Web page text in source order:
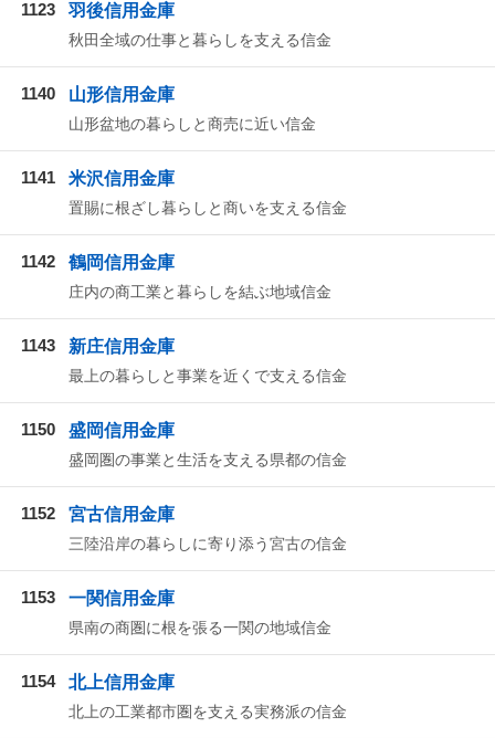
1123 羽後信用金庫
秋田全域の仕事と暮らしを支える信金
1140 山形信用金庫
山形盆地の暮らしと商売に近い信金
1141 米沢信用金庫
置賜に根ざし暮らしと商いを支える信金
1142 鶴岡信用金庫
庄内の商工業と暮らしを結ぶ地域信金
1143 新庄信用金庫
最上の暮らしと事業を近くで支える信金
1150 盛岡信用金庫
盛岡圏の事業と生活を支える県都の信金
1152 宮古信用金庫
三陸沿岸の暮らしに寄り添う宮古の信金
1153 一関信用金庫
県南の商圏に根を張る一関の地域信金
1154 北上信用金庫
北上の工業都市圏を支える実務派の信金